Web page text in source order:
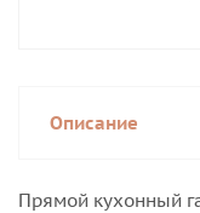
Описание
Прямой кухонный